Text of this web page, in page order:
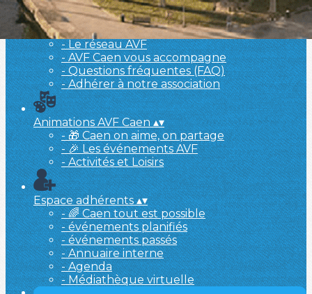
Nouvel arrivant ▴▾
- Le réseau AVF
- AVF Caen vous accompagne
- Questions fréquentes (FAQ)
- Adhérer à notre association
Animations AVF Caen▴▾
- 🎁 Caen on aime, on partage
- 🎉 Les événements AVF
- Activités et Loisirs
Espace adhérents▴▾
- 🌈 Caen tout est possible
- événements planifiés
- événements passés
- Annuaire interne
- Agenda
- Médiathèque virtuelle